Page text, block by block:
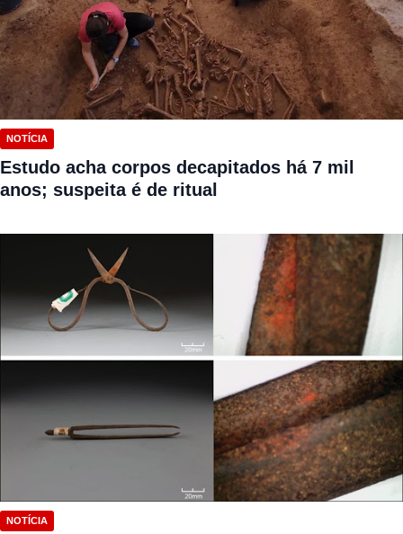
NOTÍCIA
Estudo acha corpos decapitados há 7 mil
anos; suspeita é de ritual
NOTÍCIA